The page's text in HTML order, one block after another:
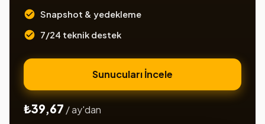
Snapshot & yedekleme
7/24 teknik destek
Sunucuları İncele
₺39,67 / ay'dan